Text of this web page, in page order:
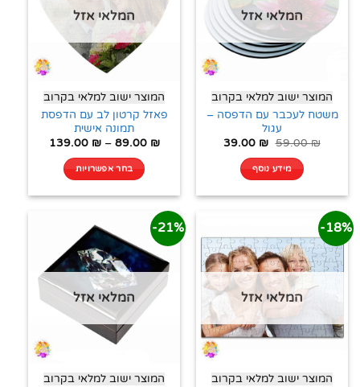
המלאי אזל
המוצר ישוב למלאי בקרוב
משטח לעכבר עם הדפסה –
עגול
59.00₪
39.00 ₪
מידע נוסף
המלאי אזל
המוצר ישוב למלאי בקרוב
פאזל קרטון לב עם הדפסת
תמונה אישית
89.00 ₪
–
139.00 ₪
בחר אפשרויות
18%-
המלאי אזל
המוצר ישוב למלאי בקרוב
21%-
המלאי אזל
המוצר ישוב למלאי בקרוב